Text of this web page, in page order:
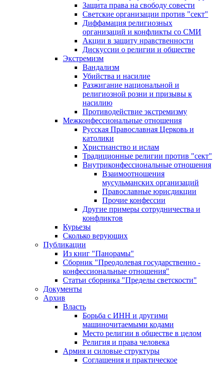
Защита права на свободу совести
Светские организации против "сект"
Диффамация религиозных
организаций и конфликты со СМИ
Акции в защиту нравственности
Дискуссии о религии и обществе
Экстремизм
Вандализм
Убийства и насилие
Разжигание национальной и
религиозной розни и призывы к
насилию
Противодействие экстремизму
Межконфессиональные отношения
Русская Православная Церковь и
католики
Христианство и ислам
Традиционные религии против "сект"
Внутриконфессиональные отношения
Взаимоотношения
мусульманских организаций
Православные юрисдикции
Прочие конфессии
Другие примеры сотрудничества и
конфликтов
Курьезы
Сколько верующих
Публикации
Из книг "Панорамы"
Сборник "Преодолевая государственно -
конфессиональные отношения"
Статьи сборника "Пределы светскости"
Документы
Архив
Власть
Борьба с ИНН и другими
машиночитаемыми кодами
Место религии в обществе в целом
Религия и права человека
Армия и силовые структуры
Соглашения и практическое